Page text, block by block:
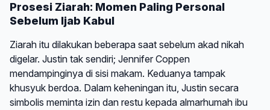
Prosesi Ziarah: Momen Paling Personal
Sebelum Ijab Kabul
Ziarah itu dilakukan beberapa saat sebelum akad nikah
digelar. Justin tak sendiri; Jennifer Coppen
mendampinginya di sisi makam. Keduanya tampak
khusyuk berdoa. Dalam keheningan itu, Justin secara
simbolis meminta izin dan restu kepada almarhumah ibu